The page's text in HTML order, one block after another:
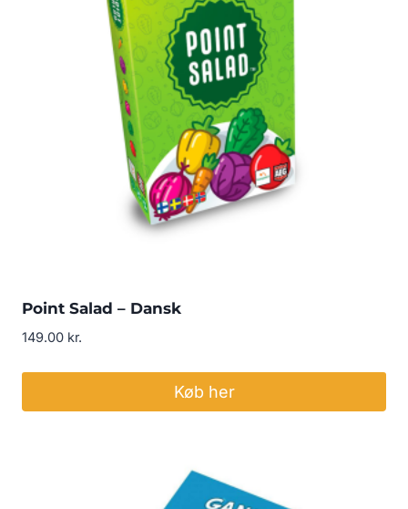
Point Salad – Dansk
149.00 kr.
Køb her